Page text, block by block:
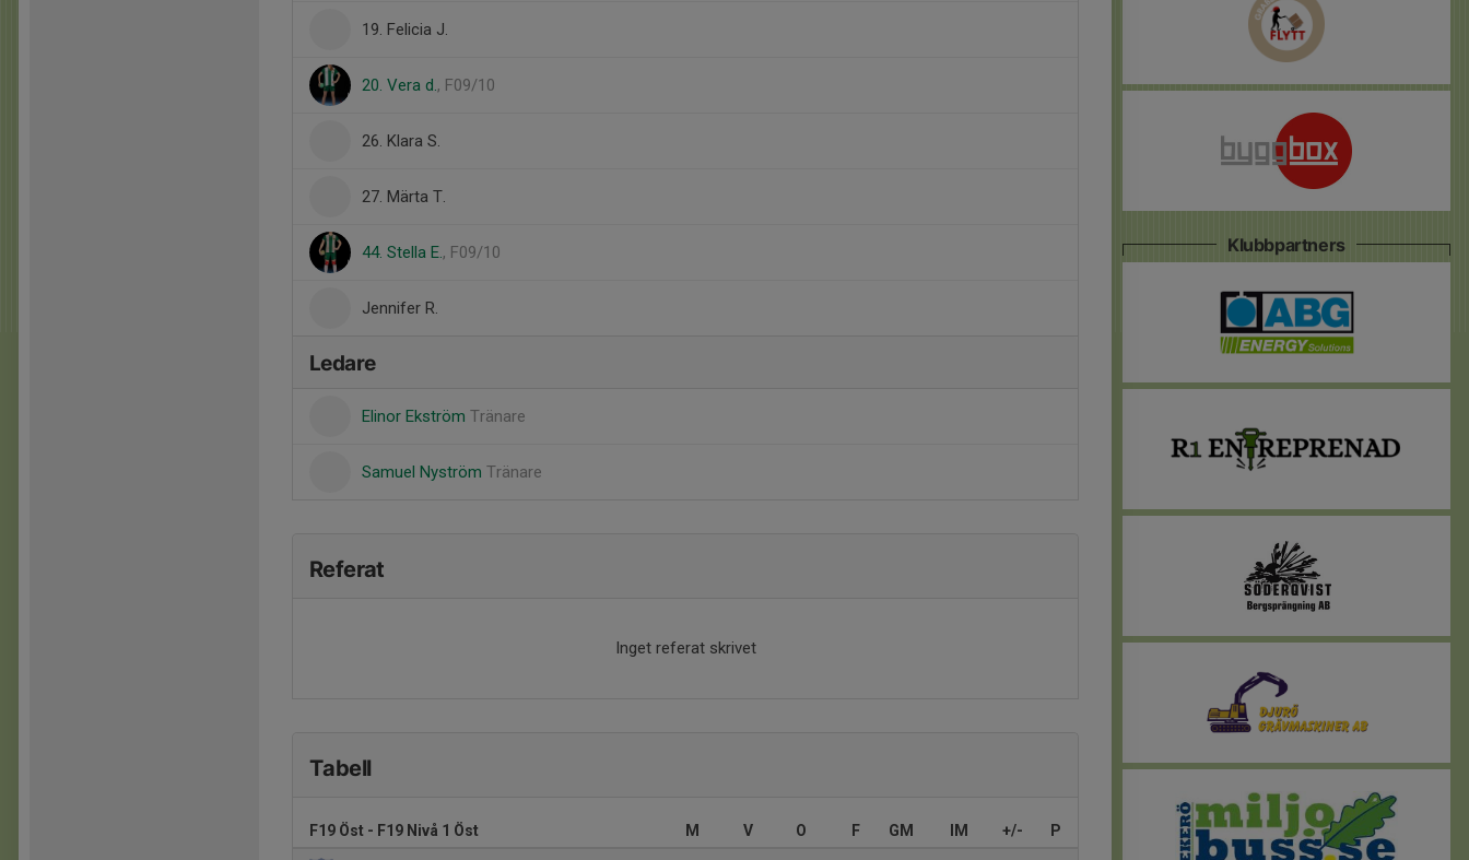
19. Felicia J.
20. Vera d., F09/10
26. Klara S.
27. Märta T.
44. Stella E., F09/10
Jennifer R.
Ledare
Elinor Ekström Tränare
Samuel Nyström Tränare
Referat
Inget referat skrivet
Tabell
F19 Öst - F19 Nivå 1 Öst M V O F GM IM +/- P
Klubbpartners